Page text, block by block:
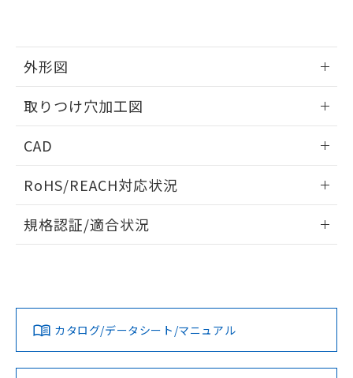
外形図
取りつけ穴加工図
CAD
ドすることができます。
ログイン/会員登録
ダウンロードデータをご利用いただく前に、以下を必ずお読
みください。
ソフトウェアの使用条件
RoHS/REACH対応状況
EU RoHS 注意事項・凡例
対応済み
規格認証/適合状況
カタログ/データシート/マニュアル
物質の対応では、対応完了までの期間は出
荷製品に未対応品が混在することから備考
既に当社にて対応品への在庫切替を完了
していることから、特段のことがない限
り、2022年1月12日より割愛しておりま